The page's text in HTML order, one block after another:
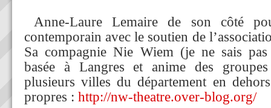
Anne-Laure Lemaire de son côté
contemporain avec le soutien de
Sa compagnie Nie Wiem (je ne sais
basée à Langres et anime des
plusieurs villes du département en
propres : http://nw-theatre.over-blog.org/